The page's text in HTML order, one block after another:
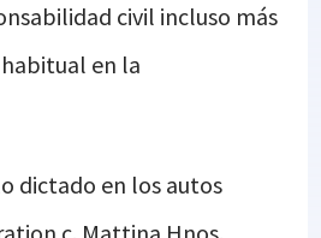
civil incluso más
en la
dictado en los autos